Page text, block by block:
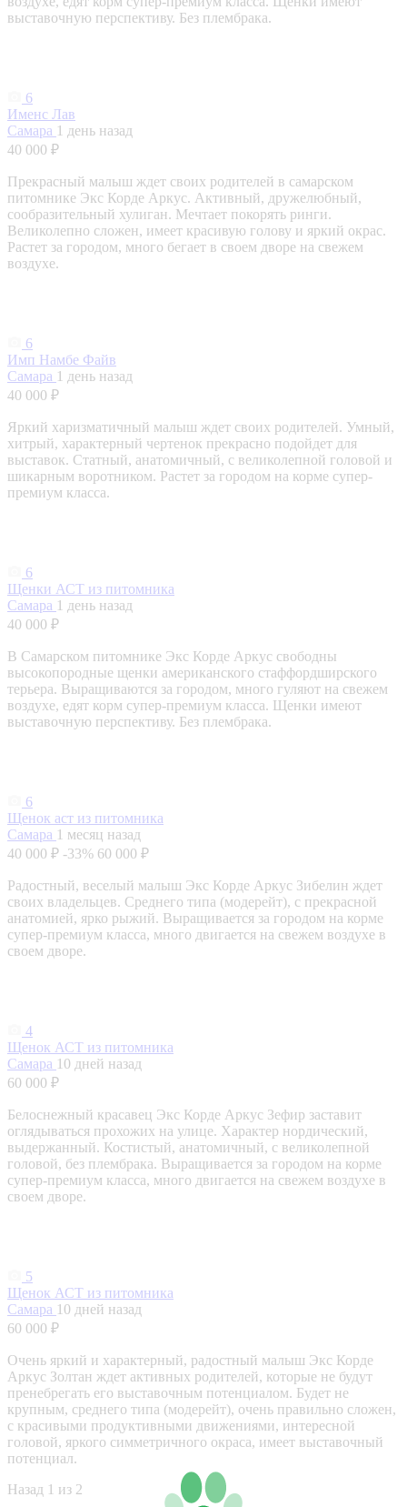
выставочную перспективу. Без плембрака.
6
Именс Лав
Самара 1 день назад
40 000 ₽
Прекрасный малыш ждет своих родителей в самарском
питомнике Экс Корде Аркус. Активный, дружелюбный,
сообразительный хулиган. Мечтает покорять ринги.
Великолепно сложен, имеет красивую голову и яркий окрас.
Растет за городом, много бегает в своем дворе на свежем
воздухе.
6
Имп Намбе Файв
Самара 1 день назад
40 000 ₽
Яркий харизматичный малыш ждет своих родителей. Умный,
хитрый, характерный чертенок прекрасно подойдет для
выставок. Статный, анатомичный, с великолепной головой и
шикарным воротником. Растет за городом на корме супер-
премиум класса.
6
Щенки АСТ из питомника
Самара 1 день назад
40 000 ₽
В Самарском питомнике Экс Корде Аркус свободны
высокопородные щенки американского стаффордширского
терьера. Выращиваются за городом, много гуляют на свежем
воздухе, едят корм супер-премиум класса. Щенки имеют
выставочную перспективу. Без плембрака.
6
Щенок аст из питомника
Самара 1 месяц назад
40 000 ₽ -33% 60 000 ₽
Радостный, веселый малыш Экс Корде Аркус Зибелин ждет
своих владельцев. Среднего типа (модерейт), с прекрасной
анатомией, ярко рыжий. Выращивается за городом на корме
супер-премиум класса, много двигается на свежем воздухе в
своем дворе.
4
Щенок АСТ из питомника
Самара 10 дней назад
60 000 ₽
Белоснежный красавец Экс Корде Аркус Зефир заставит
оглядываться прохожих на улице. Характер нордический,
выдержанный. Костистый, анатомичный, с великолепной
головой, без плембрака. Выращивается за городом на корме
супер-премиум класса, много двигается на свежем воздухе в
своем дворе.
5
Щенок АСТ из питомника
Самара 10 дней назад
60 000 ₽
Очень яркий и характерный, радостный малыш Экс Корде
Аркус Золтан ждет активных родителей, которые не будут
пренебрегать его выставочным потенциалом. Будет не
крупным, среднего типа (модерейт), очень правильно сложен,
с красивыми продуктивными движениями, интересной
головой, яркого симметричного окраса, имеет выставочный
потенциал.
Назад 1 из 2